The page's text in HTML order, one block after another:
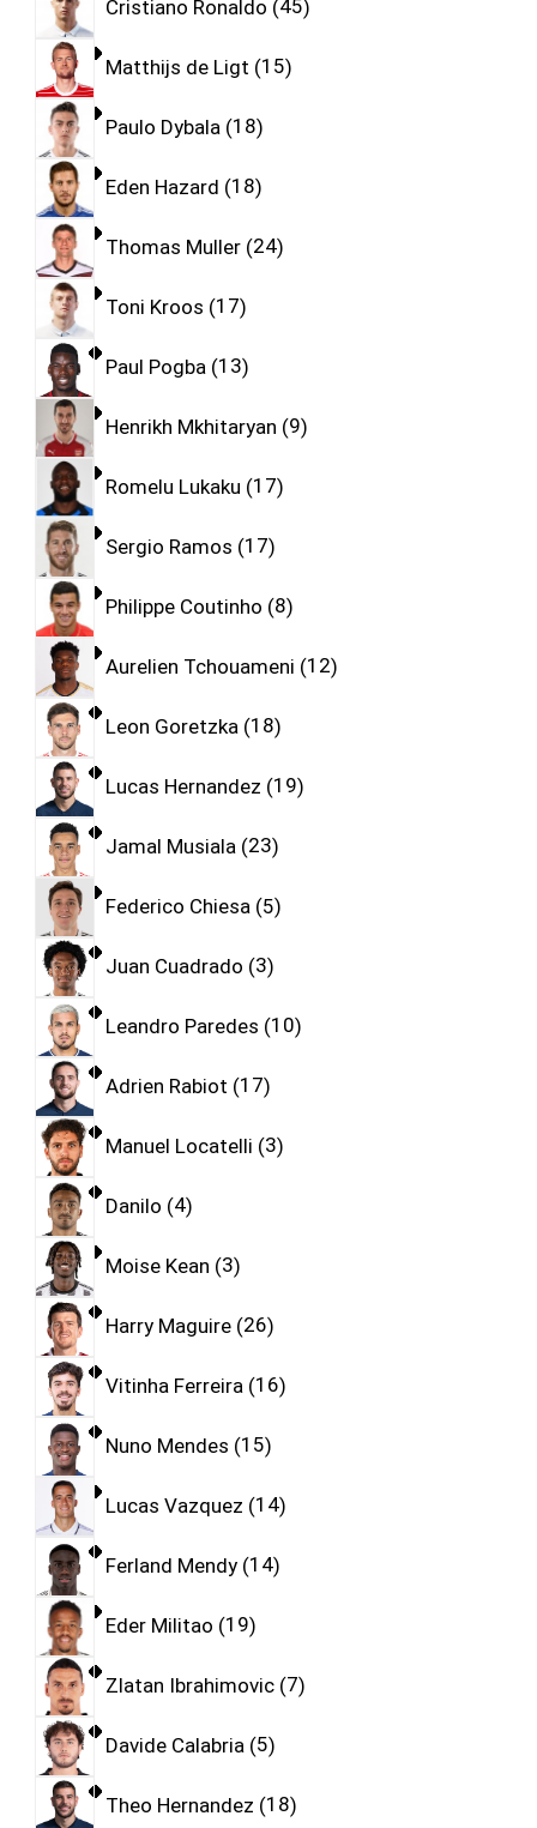
Cristiano Ronaldo 45
Matthijs de Ligt 15
Paulo Dybala 18
Eden Hazard 18
Thomas Muller 24
Toni Kroos 17
Paul Pogba 13
Henrikh Mkhitaryan 9
Romelu Lukaku 17
Sergio Ramos 17
Philippe Coutinho 8
Aurelien Tchouameni 12
Leon Goretzka 18
Lucas Hernandez 19
Jamal Musiala 23
Federico Chiesa 5
Juan Cuadrado 3
Leandro Paredes 10
Adrien Rabiot 17
Manuel Locatelli 3
Danilo 4
Moise Kean 3
Harry Maguire 26
Vitinha Ferreira 16
Nuno Mendes 15
Lucas Vazquez 14
Ferland Mendy 14
Eder Militao 19
Zlatan Ibrahimovic 7
Davide Calabria 5
Theo Hernandez 18